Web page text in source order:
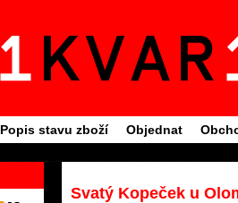
Popis stavu zboží Objednat
Svatý Kopeček u